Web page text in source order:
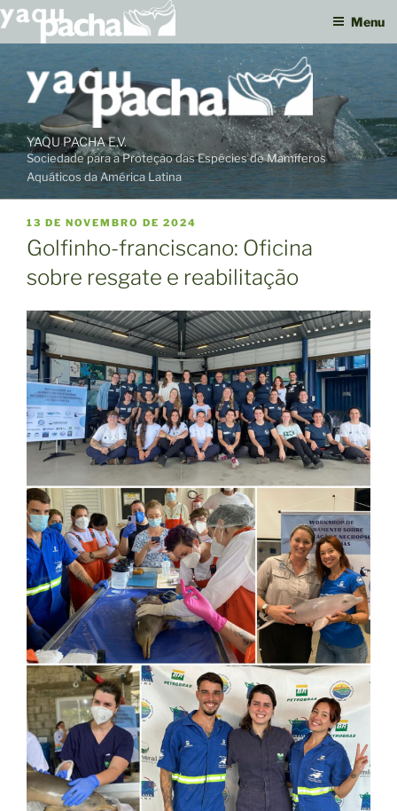
conteúdo
YAQU PACHA E.V.
Sociedade para a Proteção das Espécies de Mamíferos
Aquáticos da América Latina
Menu
PUBLICADO
EM
13 DE NOVEMBRO DE 2024
Golfinho-franciscano: Oficina
sobre resgate e reabilitação